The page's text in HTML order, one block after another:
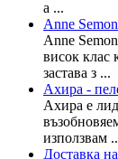
а ...
Anne
Anne
висок клас
застава з ...
Ахира -
Ахира е
използвам
Доставка